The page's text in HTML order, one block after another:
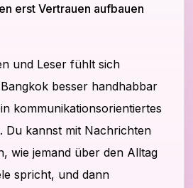
erst Vertrauen aufbauen
und Leser fühlt sich
besser handhabbar
kommunikationsorientiertes
Du kannst mit Nachrichten
wie jemand über den Alltag
spricht, und dann